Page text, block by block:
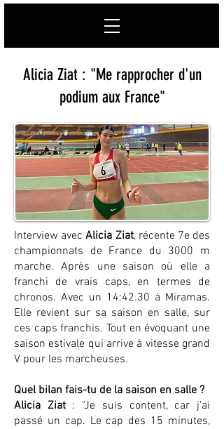
Alicia Ziat : "Me rapprocher d'un
podium aux France"
Interview avecAlicia Ziat, récente 7e des
championnats de France du 3000 m
marche. Après une saison où elle a
franchi de vrais caps, en termes de
chronos. Avec un 14:42.30 à Miramas.
Elle revient sur sa saison en salle, sur
ces caps franchis. Tout en évoquant une
saison estivale qui arrive à vitesse grand
V pour les marcheuses.
Quel bilan fais-tu de la saison en salle ?
Alicia Ziat: "Je suis content, car j'ai
passé un cap. Le cap des 15 minutes,